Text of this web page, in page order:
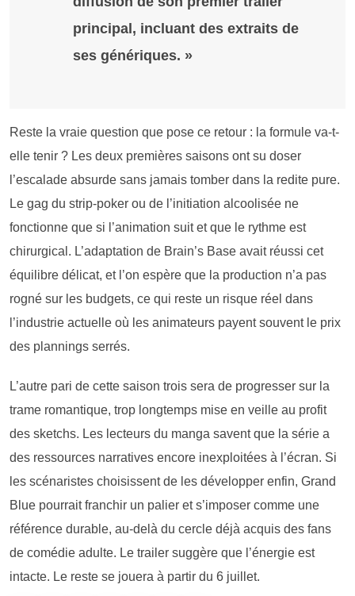
principal, incluant des extraits de
ses génériques. »
Reste la vraie question que pose ce retour : la formule va-t-
elle tenir ? Les deux premières saisons ont su doser
l’escalade absurde sans jamais tomber dans la redite pure.
Le gag du strip-poker ou de l’initiation alcoolisée ne
fonctionne que si l’animation suit et que le rythme est
chirurgical. L’adaptation de Brain’s Base avait réussi cet
équilibre délicat, et l’on espère que la production n’a pas
rogné sur les budgets, ce qui reste un risque réel dans
l’industrie actuelle où les animateurs payent souvent le prix
des plannings serrés.
L’autre pari de cette saison trois sera de progresser sur la
trame romantique, trop longtemps mise en veille au profit
des sketchs. Les lecteurs du manga savent que la série a
des ressources narratives encore inexploitées à l’écran. Si
les scénaristes choisissent de les développer enfin, Grand
Blue pourrait franchir un palier et s’imposer comme une
référence durable, au-delà du cercle déjà acquis des fans
de comédie adulte. Le trailer suggère que l’énergie est
intacte. Le reste se jouera à partir du 6 juillet.